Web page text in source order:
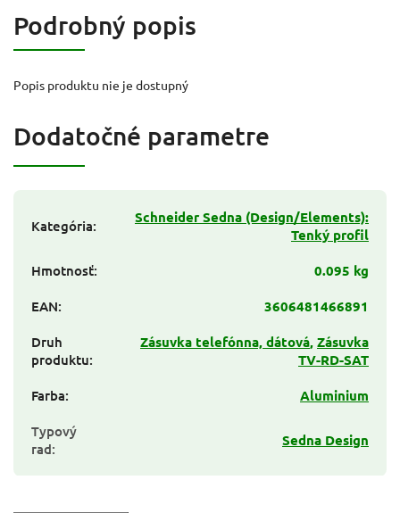
Podrobný popis
Popis produktu nie je dostupný
Dodatočné parametre
Kategória:
Schneider Sedna (Design/Elements):
Tenký profil
Hmotnosť:
0.095 kg
EAN:
3606481466891
Druh
produktu:
Zásuvka telefónna, dátová, Zásuvka
TV-RD-SAT
Farba:
Aluminium
Typový
rad: Sedna Design